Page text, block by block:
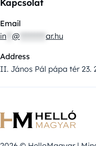
Kapcsolat
Email
in @ ar.hu
Address
II. János Pál pápa tér 23.